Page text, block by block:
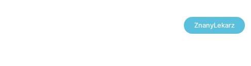
ZnanyLekarz